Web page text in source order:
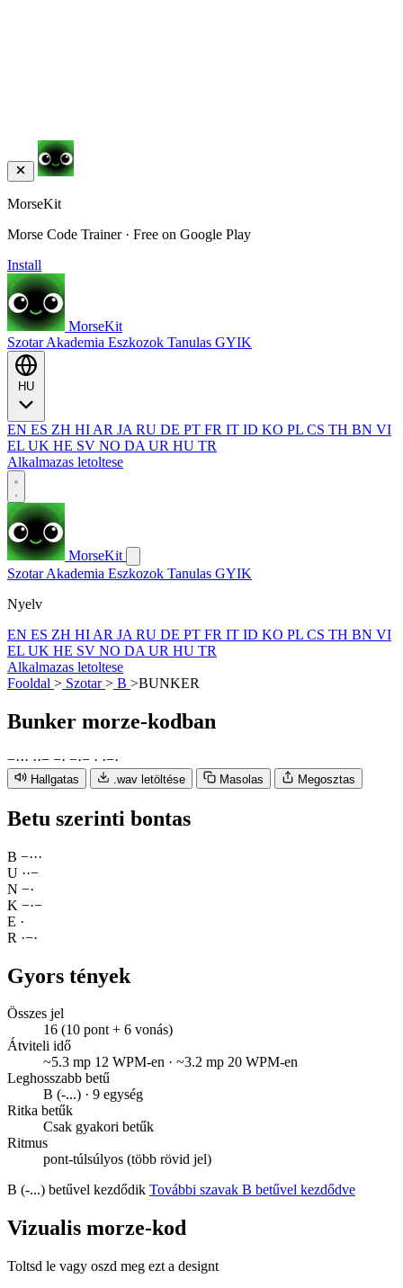
MorseKit
Morse Code Trainer · Free on Google Play
Install
MorseKit
SzotarAkademia Eszkozok Tanulas GYIK
EN ES ZH HI AR JA RU DE PT FR IT ID KO PL CS TH BN VI
EL UK HE SV NO DA UR HU TR
Alkalmazas letoltese
MorseKit
SzotarAkademia Eszkozok Tanulas GYIK
Nyelv
EN ES ZH HI AR JA RU DE PT FR IT ID KO PL CS TH BN VI
EL UK HE SV NO DA UR HU TR
Alkalmazas letoltese
Fooldal > Szotar> B >BUNKER
Bunker morze-kodban
−··· ··− −· −·− · ·−·
Hallgatas .wav letöltése Masolas Megosztas
Betu szerinti bontas
B −···
U ··−
N −·
K −·−
E ·
R ·−·
Gyors tények
Összes jel
16 (10 pont + 6 vonás)
Átviteli idő
~5.3 mp 12 WPM-en · ~3.2 mp 20 WPM-en
Leghosszabb betű
B (-...) · 9 egység
Ritka betűk
Csak gyakori betűk
Ritmus
pont-túlsúlyos (több rövid jel)
B (-...) betűvel kezdődik További szavak B betűvel kezdődve
Vizualis morze-kod
Toltsd le vagy oszd meg ezt a designt